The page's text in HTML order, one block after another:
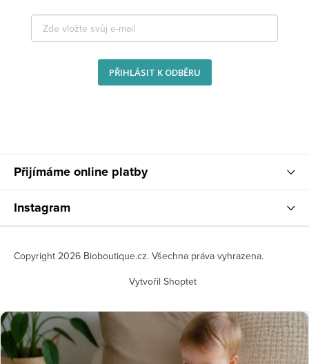
PŘIHLÁSIT K ODBĚRU
Přijímáme online platby
Instagram
Vytvořil Shoptet
Copyright 2026 Bioboutique.cz. Všechna práva vyhrazena.